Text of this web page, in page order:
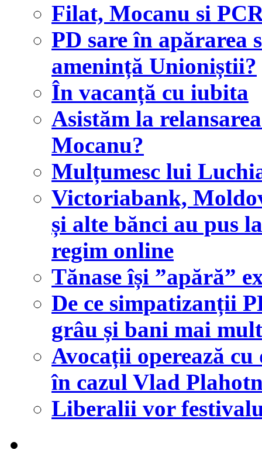
Filat, Mocanu si
PD sare în apărarea
amenință Unioniștii?
În vacanță cu iubita
Asistăm la
Mocanu?
Mulțumesc lui
Victoriabank,
și alte bănci au pus
regim online
Tănase își ”apără”
De ce simpatizanții
grâu și bani mai
Avocații operează
în cazul Vlad
Liberalii vor